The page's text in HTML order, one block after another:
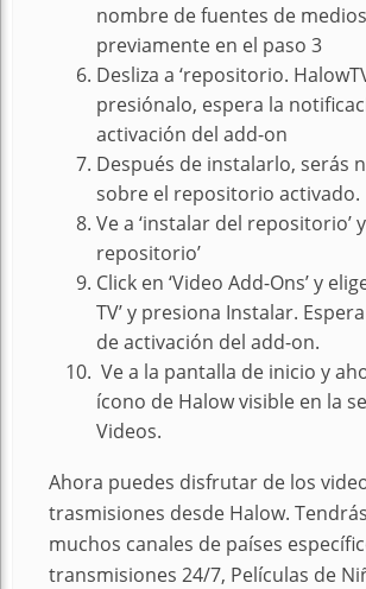
nombre de fuentes de
previamente en el paso 3
Desliza a ‘repositorio.
presiónalo, espera la
activación del add-on
Después de instalarlo, serás
sobre el repositorio activado.
Ve a ‘instalar del repositorio’
repositorio’
Click en ‘Video Add-Ons’ y
TV’ y presiona Instalar.
de activación del add-on.
Ve a la pantalla de inicio y
ícono de Halow visible en la
Videos.
Ahora puedes disfrutar de los
trasmisiones desde Halow.
muchos canales de países
transmisiones 24/7, Películas de